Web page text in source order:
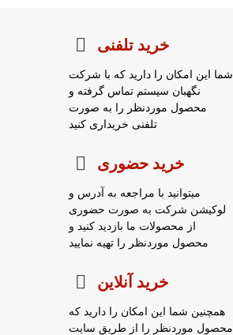
خرید تلفنی
شما این امکان را دارید که با شرکت
نگهبان سیستم تماس گرفته و
محصول موردنظر را به صورت
تلفنی خریداری کنید
خرید حضوری
میتوانید با مراجعه به آدرس و
لوکیشن شرکت به صورت حضوری
از محصولات ما بازدید کنید و
محصول موردنظر را تهیه نمایید
خرید آنلاین
همچنین شما این امکان را دارید که
محصول موردنظر را از طریق سایت